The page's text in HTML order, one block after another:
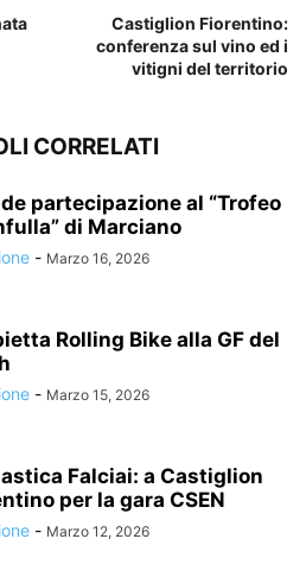
Castiglion Fiorentino:
conferenza sul vino ed i
vitigni del territorio
CORRELATI
partecipazione al “Trofeo
di Marciano
- Marzo 16, 2026
Rolling Bike alla GF del
- Marzo 15, 2026
Falciai: a Castiglion
per la gara CSEN
- Marzo 12, 2026